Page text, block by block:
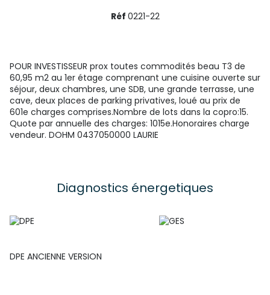
Réf 0221-22
POUR INVESTISSEUR prox toutes commodités beau T3 de
60,95 m2 au 1er étage comprenant une cuisine ouverte sur
séjour, deux chambres, une SDB, une grande terrasse, une
cave, deux places de parking privatives, loué au prix de
601e charges comprises.Nombre de lots dans la copro:15.
Quote par annuelle des charges: 1015e.Honoraires charge
vendeur. DOHM 0437050000 LAURIE
Diagnostics énergetiques
DPE ANCIENNE VERSION